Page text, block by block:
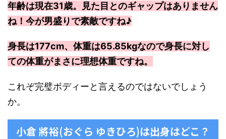
年齢は現在31歳。見た目とのギャップはありません
ね！今が男盛りで素敵ですね♪
身長は177cm、体重は65.85kgなので身長に対し
ての体重がまさに理想体重ですね。
これぞ完璧ボディーと言えるのではないでしょう
か。
小倉 將裕(おぐら ゆきひろ)は出身はどこ？